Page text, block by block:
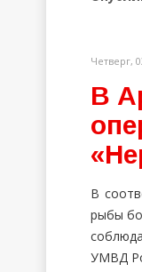
Четверг,
В
В
рыбы
УМВД